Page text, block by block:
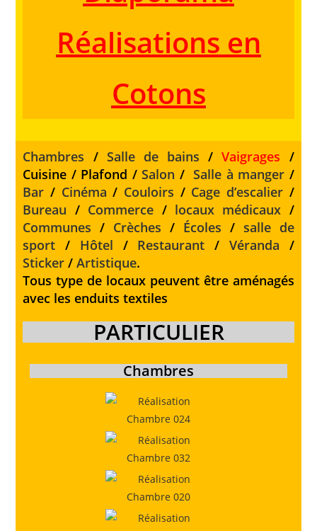
Réalisations en
Cotons
Chambres / Salle de bains /Vaigrages /
Cuisine / Plafond /Salon /Salle à manger /
Bar / Cinéma / Couloirs / Cage d’escalier/
Bureau / Commerce / locaux médicaux /
Communes / Crèches / Écoles / salle de
sport / Hôtel / Restaurant / Véranda /
Sticker /Artistique.
Tous type de locaux peuvent être aménagés
avec les enduits textiles
PARTICULIER
Chambres